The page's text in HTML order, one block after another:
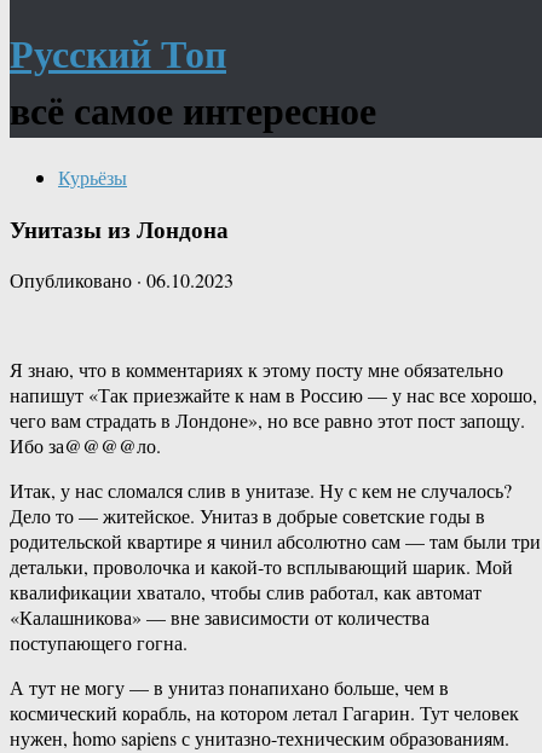
Русский Топ
всё самое интересное
Курьёзы
Унитазы из Лондона
Опубликовано · 06.10.2023
Я знаю, что в комментариях к этому посту мне обязательно
напишут «Так приезжайте к нам в Россию — у нас все хорошо,
чего вам страдать в Лондоне», но все равно этот пост запощу.
Ибо за@@@@ло.
Итак, у нас сломался слив в унитазе. Ну с кем не случалось?
Дело то — житейское. Унитаз в добрые советские годы в
родительской квартире я чинил абсолютно сам — там были три
детальки, проволочка и какой-то всплывающий шарик. Мой
квалификации хватало, чтобы слив работал, как автомат
«Калашникова» — вне зависимости от количества
поступающего гогна.
А тут не могу — в унитаз понапихано больше, чем в
космический корабль, на котором летал Гагарин. Тут человек
нужен, homo sapiens с унитазно-техническим образованиям.